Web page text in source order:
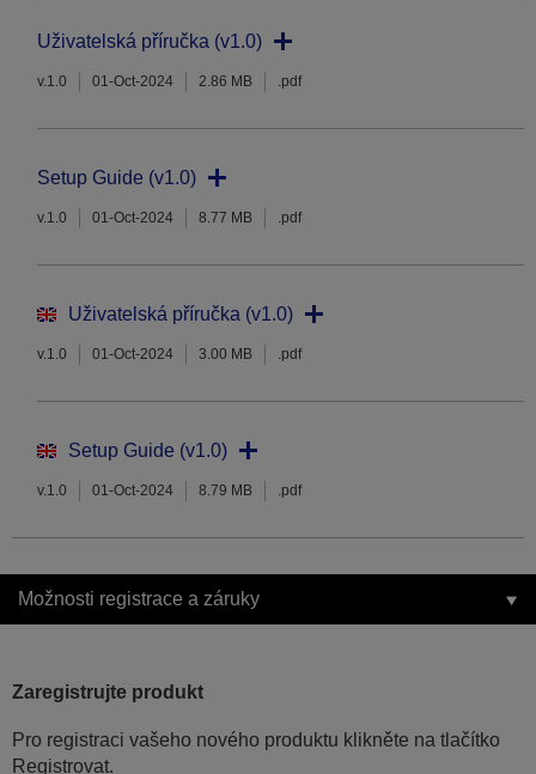
Uživatelská příručka (v1.0)
v.1.0 01-Oct-2024 2.86 MB .pdf
Setup Guide (v1.0)
v.1.0 01-Oct-2024 8.77 MB .pdf
Uživatelská příručka (v1.0)
v.1.0 01-Oct-2024 3.00 MB .pdf
Setup Guide (v1.0)
v.1.0 01-Oct-2024 8.79 MB .pdf
Možnosti registrace a záruky
Zaregistrujte produkt
Pro registraci vašeho nového produktu klikněte na tlačítko
Registrovat.